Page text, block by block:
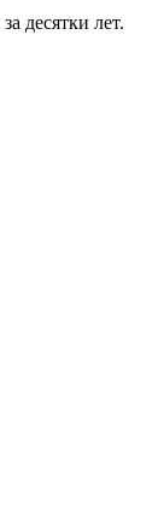
десятки лет.